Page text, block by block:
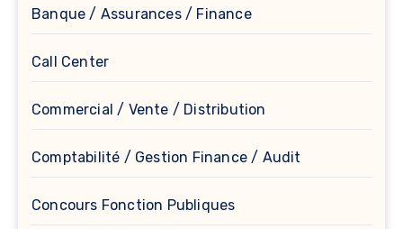
Banque / Assurances / Finance
Call Center
Commercial / Vente / Distribution
Comptabilité / Gestion Finance / Audit
Concours Fonction Publiques